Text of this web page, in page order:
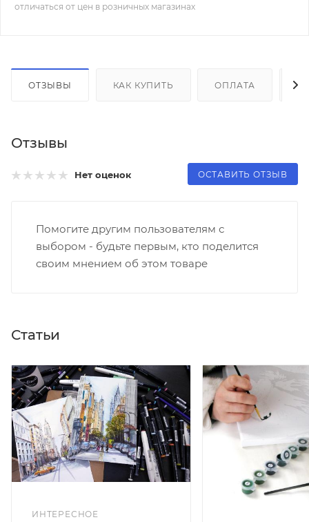
отличаться от цен в розничных магазинах
ОТЗЫВЫ КАК КУПИТЬ ОПЛАТА
Отзывы
Нет оценок ОСТАВИТЬ ОТЗЫВ
Помогите другим пользователям с
выбором - будьте первым, кто поделится
своим мнением об этом товаре
Статьи
ИНТЕРЕСНОЕ